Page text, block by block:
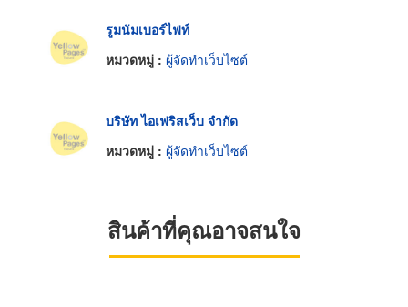
รูมนัมเบอร์ไฟท์
หมวดหมู่ : ผู้จัดทำเว็บไซต์
บริษัท ไอเฟริสเว็บ จำกัด
หมวดหมู่ : ผู้จัดทำเว็บไซต์
สินค้าที่คุณอาจสนใจ